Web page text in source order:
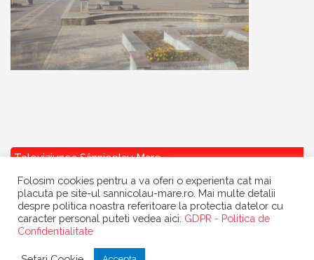
Televiziunea Sânnicolau Mare
Primaria Sannicolau Mare
Folosim cookies pentru a va oferi o experienta cat mai
placuta pe site-ul sannicolau-mare.ro. Mai multe detalii
despre politica noastra referitoare la protectia datelor cu
caracter personal puteti vedea aici: GDPR - Politica de
Confidentialitate